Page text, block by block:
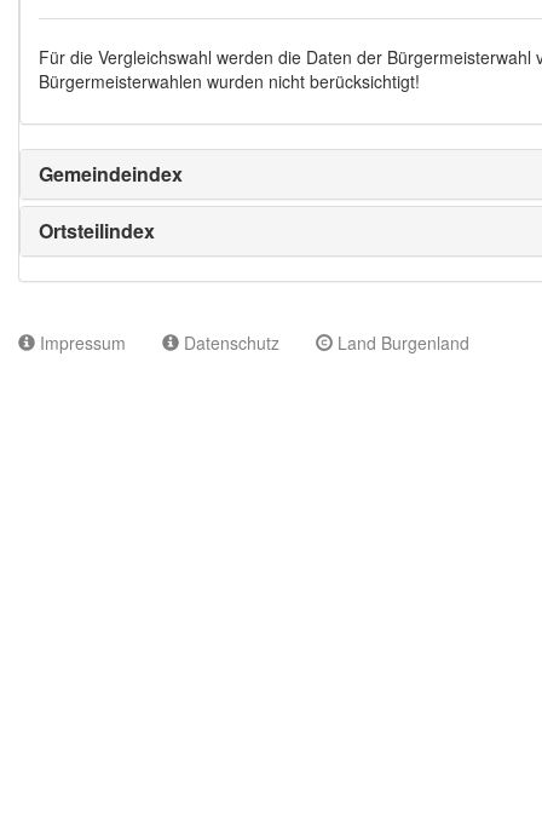
Für die Vergleichswahl werden die Daten der Bürgermeisterwahl
Bürgermeisterwahlen wurden nicht berücksichtigt!
Gemeindeindex
Ortsteilindex
Impressum Datenschutz Land Burgenland